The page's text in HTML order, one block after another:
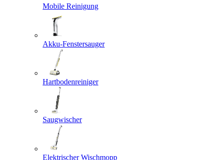
Mobile Reinigung
Akku-Fenstersauger
Hartbodenreiniger
Saugwischer
Elektrischer Wischmopp